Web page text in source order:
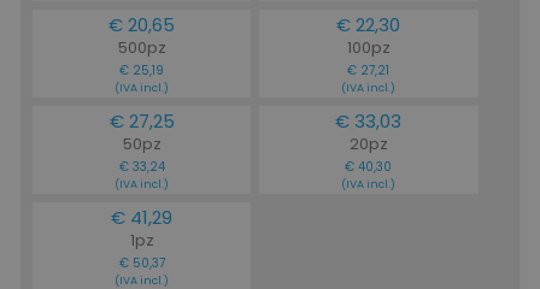
€ 20,65
500pz
€ 25,19
(IVA incl.)
€ 22,30
100pz
€ 27,21
(IVA incl.)
€ 27,25
50pz
€ 33,24
(IVA incl.)
€ 33,03
20pz
€ 40,30
(IVA incl.)
€ 41,29
1pz
€ 50,37
(IVA incl.)